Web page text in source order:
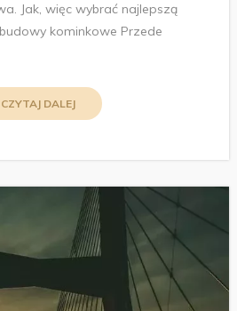
Jak, więc wybrać najlepszą
kominkowe Przede
CZYTAJ DALEJ